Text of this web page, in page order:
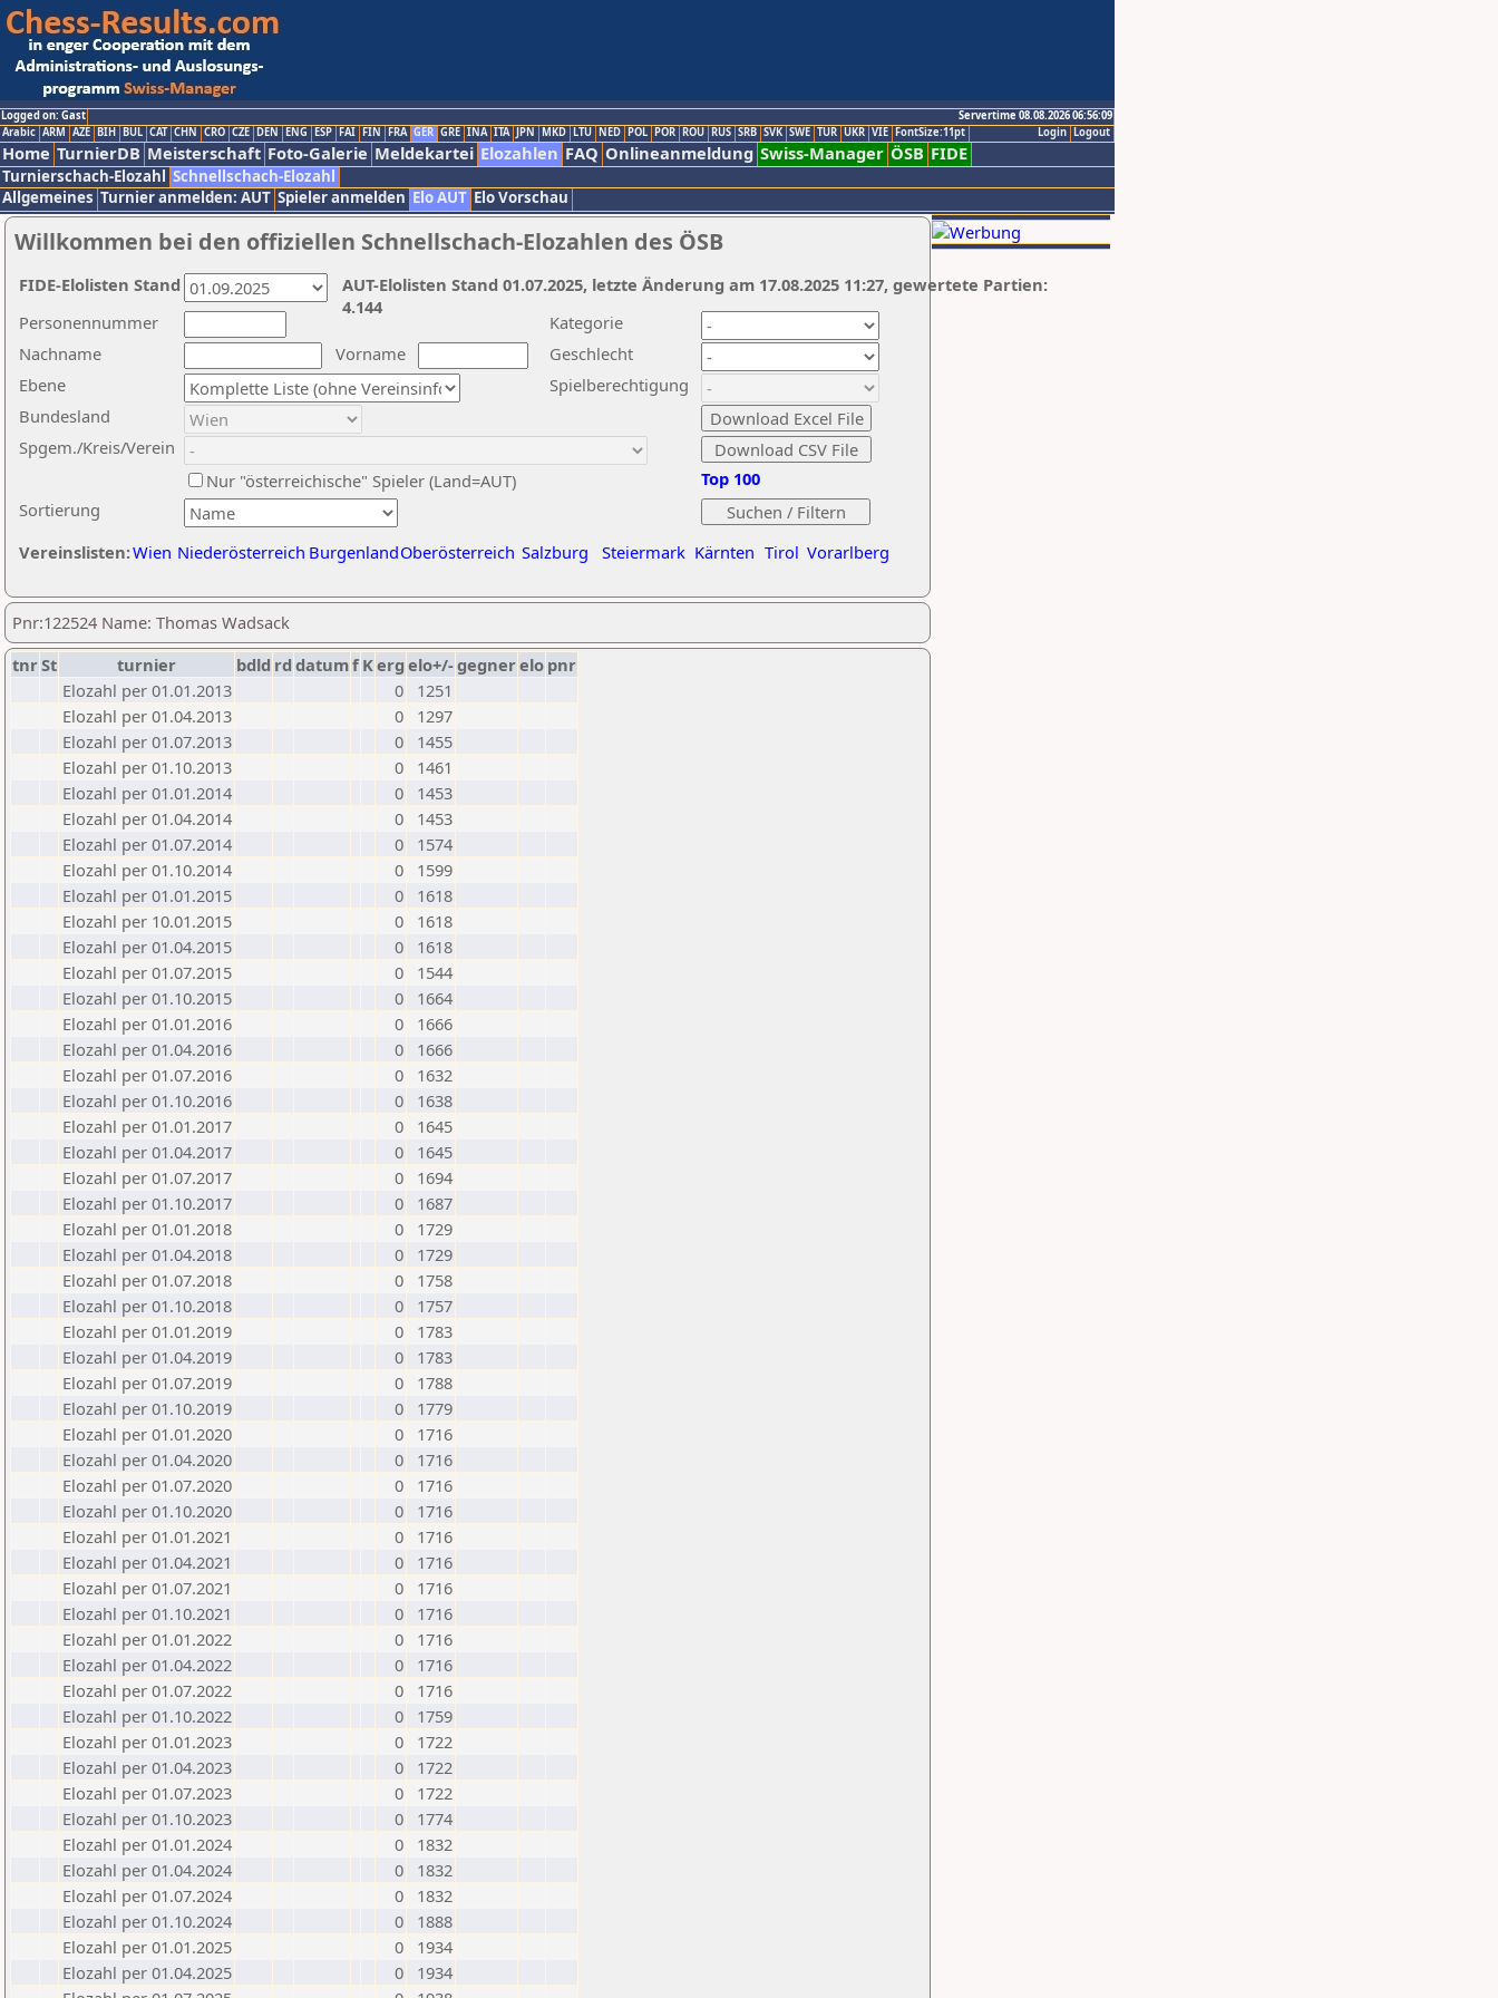
Logged on: Gast
Servertime 08.08.2026 06:56:09
Logout
Login
Arabic ARM AZE BIH BUL CAT CHN CRO CZE DEN ENG ESP FAI FIN FRA GER GRE INA ITA JPN MKD LTU NED POL POR ROU RUS SRB SVK SWE TUR UKR VIE FontSize:11pt
Home TurnierDB Meisterschaft Foto-Galerie Meldekartei Elozahlen FAQ Onlineanmeldung Swiss-Manager ÖSB FIDE
Turnierschach-Elozahl Schnellschach-Elozahl
Allgemeines Turnier anmelden: AUT Spieler anmelden Elo AUT Elo Vorschau
Willkommen bei den offiziellen Schnellschach-Elozahlen des ÖSB
Nachname
Vorname
Ebene
Kategorie
Sortierung
Personennummer
Bundesland
Spgem./Kreis/Verein
Geschlecht
Nur "österreichische" Spieler (Land=AUT)
Spielberechtigung
Vereinslisten:Wien Niederösterreich BurgenlandOberösterreich Salzburg Steiermark Kärnten Tirol Vorarlberg
Top 100
AUT-Elolisten Stand 01.07.2025, letzte Änderung am 17.08.2025 11:27, gewertete Partien:
4.144
FIDE-Elolisten Stand
Pnr:122524 Name: Thomas Wadsack
tnrSt turnier bdld rd datumf Kerg elo+/-gegnerelo pnr
Elozahl per 01.01.2013
0
1251
Elozahl per 01.04.2013
0
1297
Elozahl per 01.07.2013
0
1455
Elozahl per 01.10.2013
0
1461
Elozahl per 01.01.2014
0
1453
Elozahl per 01.04.2014
0
1453
Elozahl per 01.07.2014
0
1574
Elozahl per 01.10.2014
0
1599
Elozahl per 01.01.2015
0
1618
Elozahl per 10.01.2015
0
1618
Elozahl per 01.04.2015
0
1618
Elozahl per 01.07.2015
0
1544
Elozahl per 01.10.2015
0
1664
Elozahl per 01.01.2016
0
1666
Elozahl per 01.04.2016
0
1666
Elozahl per 01.07.2016
0
1632
Elozahl per 01.10.2016
0
1638
Elozahl per 01.01.2017
0
1645
Elozahl per 01.04.2017
0
1645
Elozahl per 01.07.2017
0
1694
Elozahl per 01.10.2017
0
1687
Elozahl per 01.01.2018
0
1729
Elozahl per 01.04.2018
0
1729
Elozahl per 01.07.2018
0
1758
Elozahl per 01.10.2018
0
1757
Elozahl per 01.01.2019
0
1783
Elozahl per 01.04.2019
0
1783
Elozahl per 01.07.2019
0
1788
Elozahl per 01.10.2019
0
1779
Elozahl per 01.01.2020
0
1716
Elozahl per 01.04.2020
0
1716
Elozahl per 01.07.2020
0
1716
Elozahl per 01.10.2020
0
1716
Elozahl per 01.01.2021
0
1716
Elozahl per 01.04.2021
0
1716
Elozahl per 01.07.2021
0
1716
Elozahl per 01.10.2021
0
1716
Elozahl per 01.01.2022
0
1716
Elozahl per 01.04.2022
0
1716
Elozahl per 01.07.2022
0
1716
Elozahl per 01.10.2022
0
1759
Elozahl per 01.01.2023
0
1722
Elozahl per 01.04.2023
0
1722
Elozahl per 01.07.2023
0
1722
Elozahl per 01.10.2023
0
1774
Elozahl per 01.01.2024
0
1832
Elozahl per 01.04.2024
0
1832
Elozahl per 01.07.2024
0
1832
Elozahl per 01.10.2024
0
1888
Elozahl per 01.01.2025
0
1934
Elozahl per 01.04.2025
0
1934